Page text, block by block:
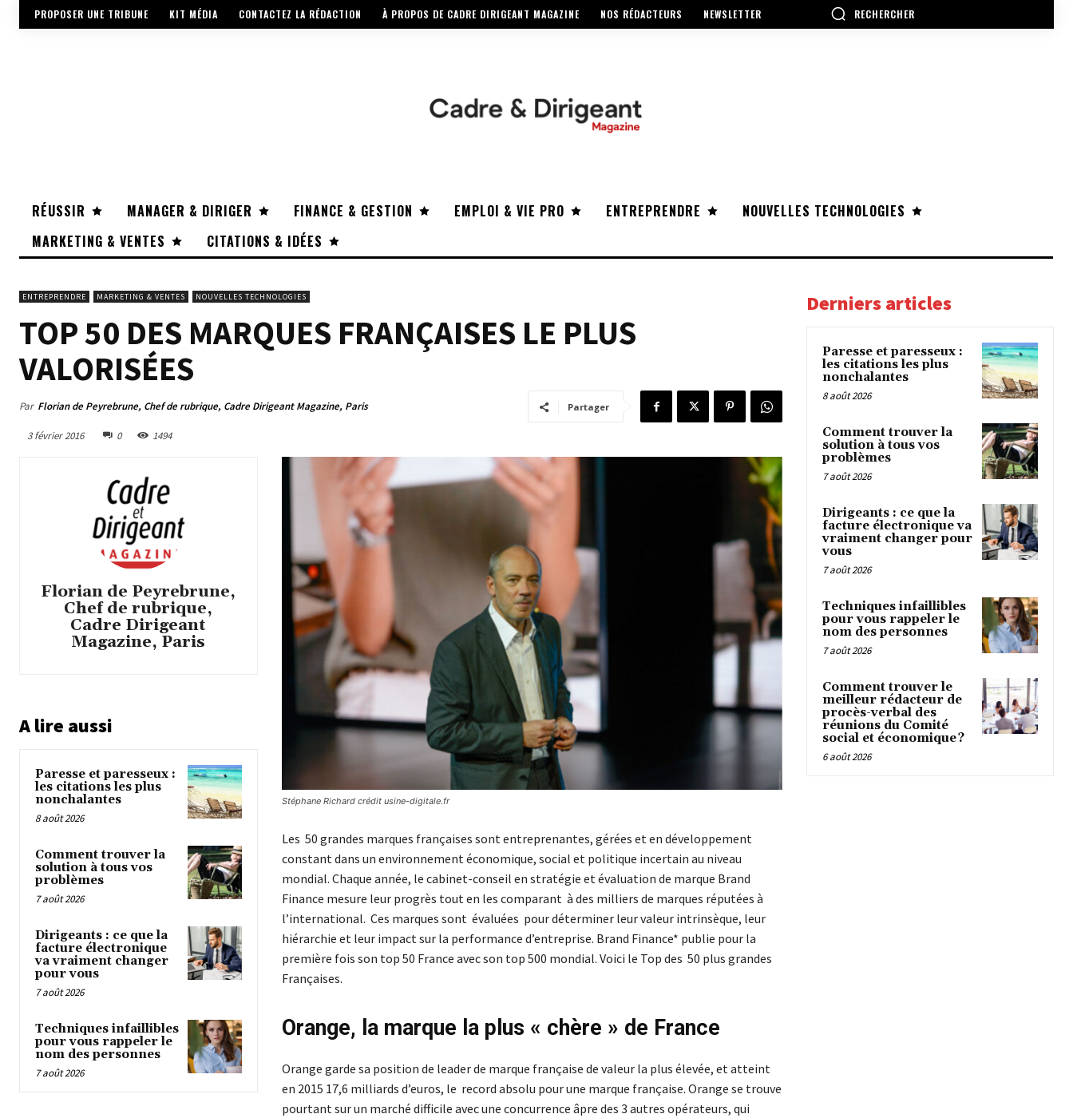
PROPOSER UNE TRIBUNE KIT MÉDIA CONTACTEZ LA RÉDACTION À PROPOS DE CADRE DIRIGEANT MAGAZINE NOS RÉDACTEURS NEWSLETTER RECHERCHER
RÉUSSIR MANAGER & DIRIGER FINANCE & GESTION EMPLOI & VIE PRO ENTREPRENDRE
NOUVELLES TECHNOLOGIES
MARKETING & VENTES
CITATIONS & IDÉES
ENTREPRENDRE MARKETING & VENTES NOUVELLES TECHNOLOGIES
TOP 50 DES MARQUES FRANÇAISES LE PLUS
VALORISÉES
Par Florian de Peyrebrune, Chef de rubrique, Cadre Dirigeant Magazine, Paris
3 février 2016 0 1494
Partager
Florian de Peyrebrune,
Chef de rubrique,
Cadre Dirigeant
Magazine, Paris
A lire aussi
Paresse et paresseux :
les citations les plus
nonchalantes
8 août 2026
Comment trouver la
solution à tous vos
problèmes
7 août 2026
Dirigeants : ce que la
facture électronique
va vraiment changer
pour vous
7 août 2026
Techniques infaillibles
pour vous rappeler le
nom des personnes
7 août 2026
Stéphane Richard crédit usine-digitale.fr
Les 50 grandes marques françaises sont entreprenantes, gérées et en développement
constant dans un environnement économique, social et politique incertain au niveau
mondial. Chaque année, le cabinet-conseil en stratégie et évaluation de marque Brand
Finance mesure leur progrès tout en les comparant à des milliers de marques réputées à
l’international. Ces marques sont évaluées pour déterminer leur valeur intrinsèque, leur
hiérarchie et leur impact sur la performance d’entreprise. Brand Finance* publie pour la
première fois son top 50 France avec son top 500 mondial. Voici le Top des 50 plus grandes
Françaises.
Orange, la marque la plus « chère » de France
Orange garde sa position de leader de marque française de valeur la plus élevée, et atteint
en 2015 17,6 milliards d’euros, le record absolu pour une marque française. Orange se trouve
pourtant sur un marché difficile avec une concurrence âpre des 3 autres opérateurs, qui
Derniers articles
Paresse et paresseux :
les citations les plus
nonchalantes
8 août 2026
Comment trouver la
solution à tous vos
problèmes
7 août 2026
Dirigeants : ce que la
facture électronique va
vraiment changer pour
vous
7 août 2026
Techniques infaillibles
pour vous rappeler le
nom des personnes
7 août 2026
Comment trouver le
meilleur rédacteur de
procès-verbal des
réunions du Comité
social et économique ?
6 août 2026